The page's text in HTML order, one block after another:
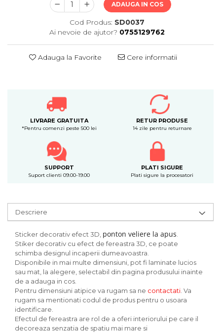
ADAUGA IN COS
Cod Produs: SD0037
Ai nevoie de ajutor? 0755129762
Adauga la Favorite Cere informatii
LIVRARE GRATUITA
*Pentru comenzi peste 500 lei
RETUR PRODUSE
14 zile pentru returnare
SUPPORT
Suport clienti 09.00-19.00
PLATI SIGURE
Plati sigure la procesatori
Descriere
Sticker decorativ efect 3D, ponton veliere la apus
Stiker decorativ cu efect de fereastra 3D, ce poate
schimba designul incaperii dumeavoastra.
Disponibile in mai multe dimensiuni, pot fi laminate lucios
sau mat, la alegere, selectabil din pagina produsului inainte
de a adauga in cos.
Pentru dimensiuni atipice va rugam sa ne contactati . Va
rugam sa mentionati codul de produs pentru o usoara
identificare.
Efectul de fereastra are rol de a oferi interiorului pe care il
decoreaza senzatia de spatiu mai mare si